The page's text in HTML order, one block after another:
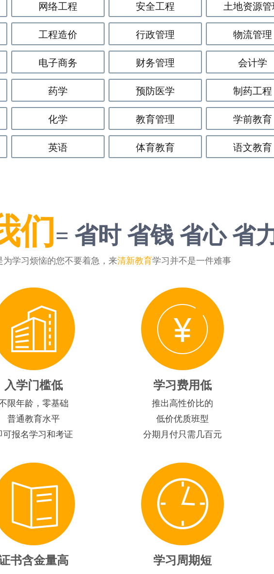
网络工程 安全工程 土地资源管
工程造价 行政管理 物流管理
电子商务 财务管理 会计学
药学 预防医学 制药工程
化学 教育管理 学前教育
英语 体育教育 语文教育
们 = 省时 省钱 省心 省
为学习烦恼的您不要着急，来清新教育学习并不是一件难事
入学门槛低
限年龄，零基础
普通教育水平
可报名学习和考证
学习费用低
推出高性价比的
低价优质班型
分期月付只需几百元
书含金量高 学习周期短